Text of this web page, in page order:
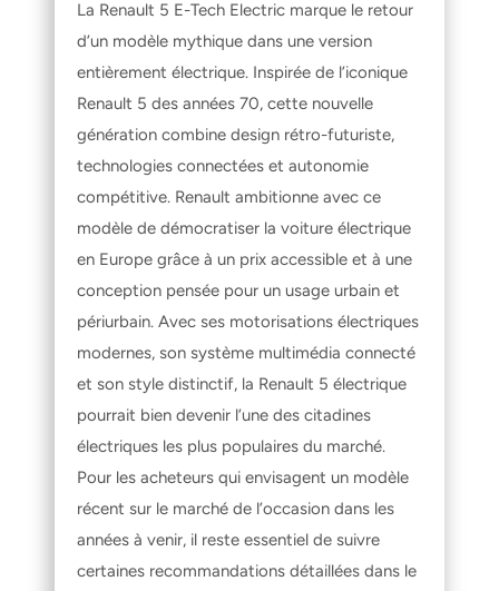
La Renault 5 E-Tech Electric marque le retour
d’un modèle mythique dans une version
entièrement électrique. Inspirée de l’iconique
Renault 5 des années 70, cette nouvelle
génération combine design rétro-futuriste,
technologies connectées et autonomie
compétitive. Renault ambitionne avec ce
modèle de démocratiser la voiture électrique
en Europe grâce à un prix accessible et à une
conception pensée pour un usage urbain et
périurbain. Avec ses motorisations électriques
modernes, son système multimédia connecté
et son style distinctif, la Renault 5 électrique
pourrait bien devenir l’une des citadines
électriques les plus populaires du marché.
Pour les acheteurs qui envisagent un modèle
récent sur le marché de l’occasion dans les
années à venir, il reste essentiel de suivre
certaines recommandations détaillées dans le